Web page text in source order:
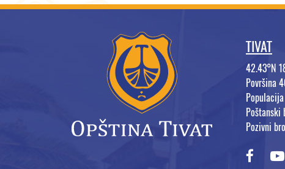
TIVAT
42.43°N
Površina
Pozivni